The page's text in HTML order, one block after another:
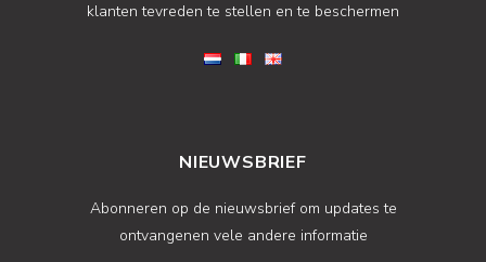
klanten tevreden te stellen en te beschermen
NIEUWSBRIEF
Abonneren op de nieuwsbrief om updates te
ontvangenen vele andere informatie